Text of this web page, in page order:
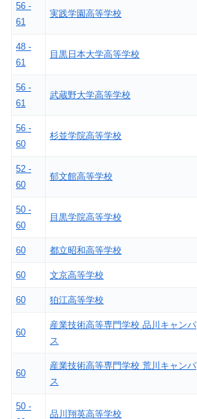
56 -
61
実践学園高等学校
48 -
61
目黒日本大学高等学校
56 -
61
武蔵野大学高等学校
56 -
60
杉並学院高等学校
52 -
60
郁文館高等学校
50 -
60
目黒学院高等学校
60 都立昭和高等学校
60 文京高等学校
60 狛江高等学校
60
産業技術高等専門学校 品川キャンパ
ス
60
産業技術高等専門学校 荒川キャンパ
ス
50 -
品川翔英高等学校